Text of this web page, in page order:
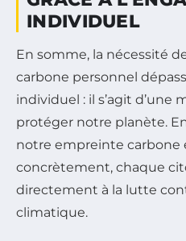
INDIVIDUEL
En somme, la nécessité
carbone personnel
individuel : il s’agit d’une
protéger notre planète.
notre empreinte carbone
concrètement, chaque
directement à la lutte
climatique.